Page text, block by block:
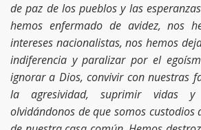
de paz de los pueblos y las
hemos enfermado de avidez, nos
intereses nacionalistas, nos hemos
indiferencia y paralizar por el
ignorar a Dios, convivir con nuestras
la agresividad, suprimir vidas y
olvidándonos de que somos custodios